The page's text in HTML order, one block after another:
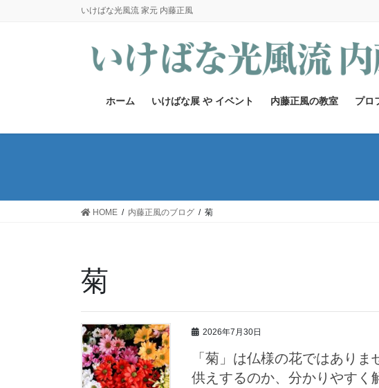
いけばな光風流 家元 内藤正風
ホーム いけばな展 や イベント 内藤正風の教室 プロ
HOME 内藤正風のブログ 菊
菊
2026年7月30日
「菊」は仏様の花ではあり
供えするのか、分かりやすく